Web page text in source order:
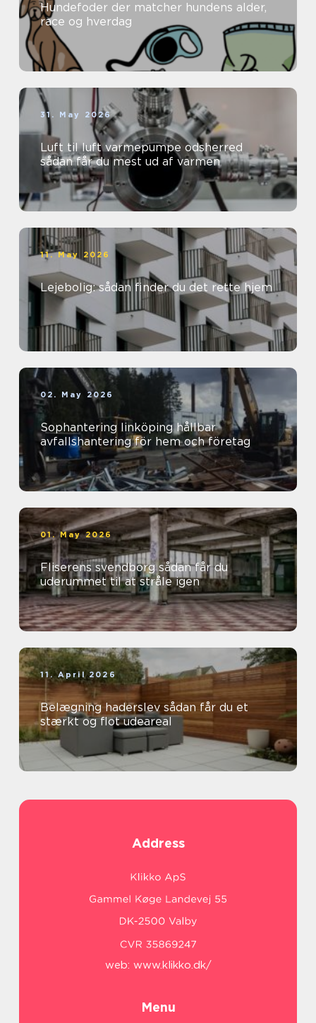
Hundefoder der matcher hundens alder,
race og hverdag
31. May 2026
Luft til luft varmepumpe odsherred
sådan får du mest ud af varmen
11. May 2026
Lejebolig: sådan finder du det rette hjem
02. May 2026
Sophantering linköping hållbar
avfallshantering för hem och företag
01. May 2026
Fliserens svendborg sådan får du
uderummet til at stråle igen
11. April 2026
Belægning haderslev sådan får du et
stærkt og flot udeareal
Address
web: www.klikko.dk/
Menu